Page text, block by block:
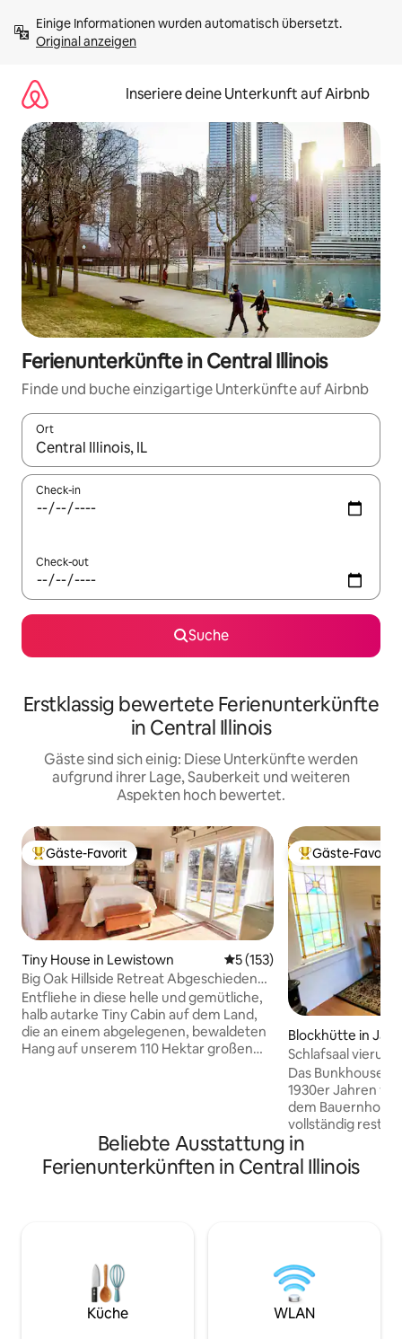
Inhalten
springenOriginal anzeigen
Inseriere deine Unterkunft auf Airbnb
Ferienunterkünfte in Central Illinois
Finde und buche einzigartige Unterkünfte auf Airbnb
Ort
Wenn Ergebnisse verfügbar sind, navigiere mit den
Check-in
Check-out
Suche
Erstklassig bewertete Ferienunterkünfte
in Central Illinois
Gäste sind sich einig: Diese Unterkünfte werden
aufgrund ihrer Lage, Sauberkeit und weiteren
Aspekten hoch bewertet.
Beliebter Gäste-Favorit.
Gäste-Favorit
Tiny House in Lewistown Durchschnittliche
5 (153)
Big Oak Hillside Retreat Abgeschiedene
kleine Hütte
Entfliehe in diese helle und gemütliche,
halb autarke Tiny Cabin auf dem Land,
die an einem abgelegenen, bewaldeten
Hang auf unserem 110 Hektar großen
Moment Zeit, um dich auf der Veranda in
bequemen, von Amish gefertigten
Adirondack-Stühlen zu entspannen. Leg
eine Einzelperson, die sich mit der Natur
verbinden möchte, und bietet den
idealen, ruhigen Rückzugsort.
Beliebter Gäste-
Gäste-Favorit
Blockhütte in
Schlafsaal
Das Bunkhouse
1930er Jahren
dem Bauernhof
vollständig
Schlafhaus mit
komfortablen
und eine private
(Apr.–Nov.) auf
Hobbybauernhof.
Inserat Audrey's
Beliebte Ausstattung in
Ferienunterkünften in Central Illinois
Küche WLAN